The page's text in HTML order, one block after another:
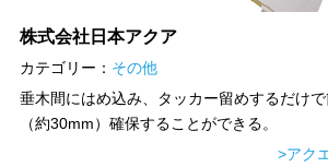
株式会社日本アクア
カテゴリー： その他
垂木間にはめ込み、タッカー留めするだけ
（約30mm）確保することができる。
>アク